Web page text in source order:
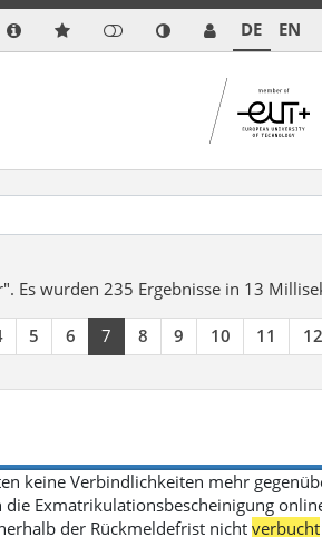
DE EN
Es wurden 235 Ergebnisse in 13
5 6 7 8 9 10 11 12
keine Verbindlichkeiten mehr
die Exmatrikulationsbescheinigung
der Rückmeldefrist nichtverbucht